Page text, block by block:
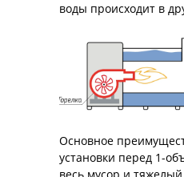
Основное
установки перед 1-
воды происходит в